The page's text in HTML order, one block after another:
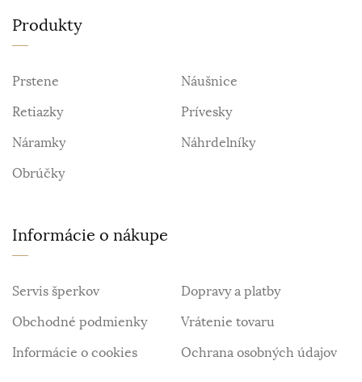
Produkty
Prstene
Náušnice
Retiazky
Prívesky
Náramky
Náhrdelníky
Obrúčky
Informácie o nákupe
Servis šperkov
Dopravy a platby
Obchodné podmienky
Vrátenie tovaru
Informácie o cookies
Ochrana osobných údajov